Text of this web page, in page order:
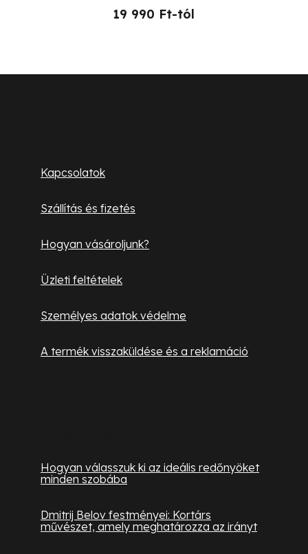
19 990 Ft-tól
Kapcsolatok
Szállítás és fizetés
Hogyan vásároljunk?
Üzleti feltételek
Személyes adatok védelme
A termék visszaküldése és a reklamáció
Hogyan válasszuk ki az ideális redőnyöket
minden szobába
Dmitrij Belov festményei: Kortárs
művészet, amely meghatározza az irányt